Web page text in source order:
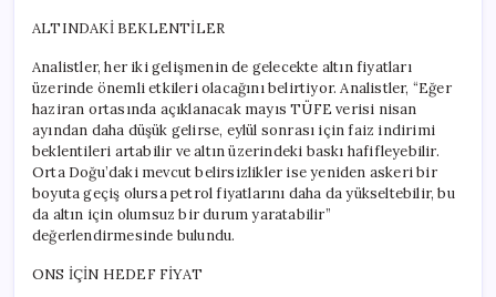
ALTINDAKİ BEKLENTİLER
Analistler, her iki gelişmenin de gelecekte altın fiyatları
üzerinde önemli etkileri olacağını belirtiyor. Analistler, “Eğer
haziran ortasında açıklanacak mayıs TÜFE verisi nisan
ayından daha düşük gelirse, eylül sonrası için faiz indirimi
beklentileri artabilir ve altın üzerindeki baskı hafifleyebilir.
Orta Doğu’daki mevcut belirsizlikler ise yeniden askeri bir
boyuta geçiş olursa petrol fiyatlarını daha da yükseltebilir, bu
da altın için olumsuz bir durum yaratabilir”
değerlendirmesinde bulundu.
ONS İÇİN HEDEF FİYAT